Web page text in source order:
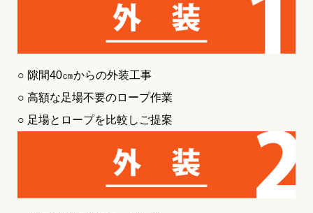
○ 隙間40㎝からの外装工事
○ 高額な足場不要のロープ作業
○ 足場とロープを比較しご提案